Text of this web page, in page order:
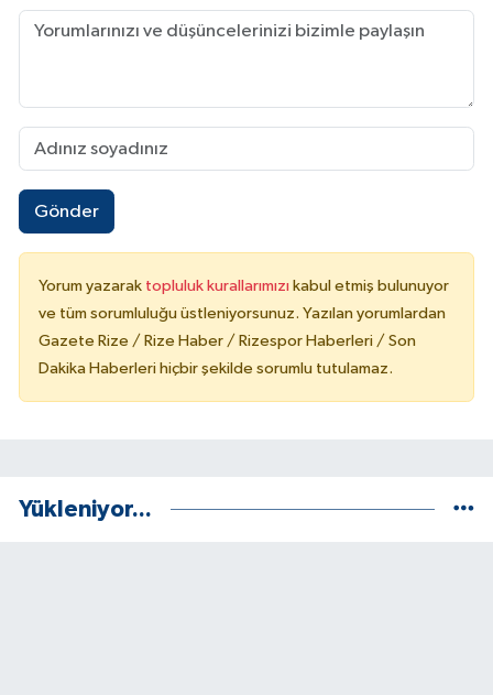
Gönder
Yorum yazarak topluluk kurallarımızı kabul etmiş bulunuyor
ve tüm sorumluluğu üstleniyorsunuz. Yazılan yorumlardan
Gazete Rize / Rize Haber / Rizespor Haberleri / Son
Dakika Haberleri hiçbir şekilde sorumlu tutulamaz.
Yükleniyor...